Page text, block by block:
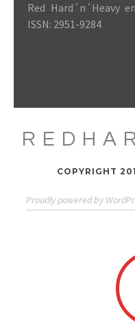
Red Hard´n´Heavy
ISSN: 2951-9284
COPYRIGHT
Proudly powered by